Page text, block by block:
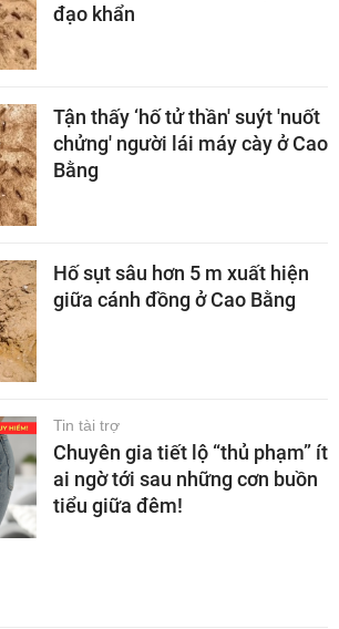
đạo khẩn
Tận thấy ‘hố tử thần' suýt 'nuốt
chửng' người lái máy cày ở Cao
Bằng
Hố sụt sâu hơn 5 m xuất hiện
giữa cánh đồng ở Cao Bằng
Tin tài trợ
Chuyên gia tiết lộ “thủ phạm” ít
ai ngờ tới sau những cơn buồn
tiểu giữa đêm!